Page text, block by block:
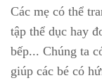
Các mẹ có thể
tập thể dục hay
bếp... Chúng ta
giúp các bé có